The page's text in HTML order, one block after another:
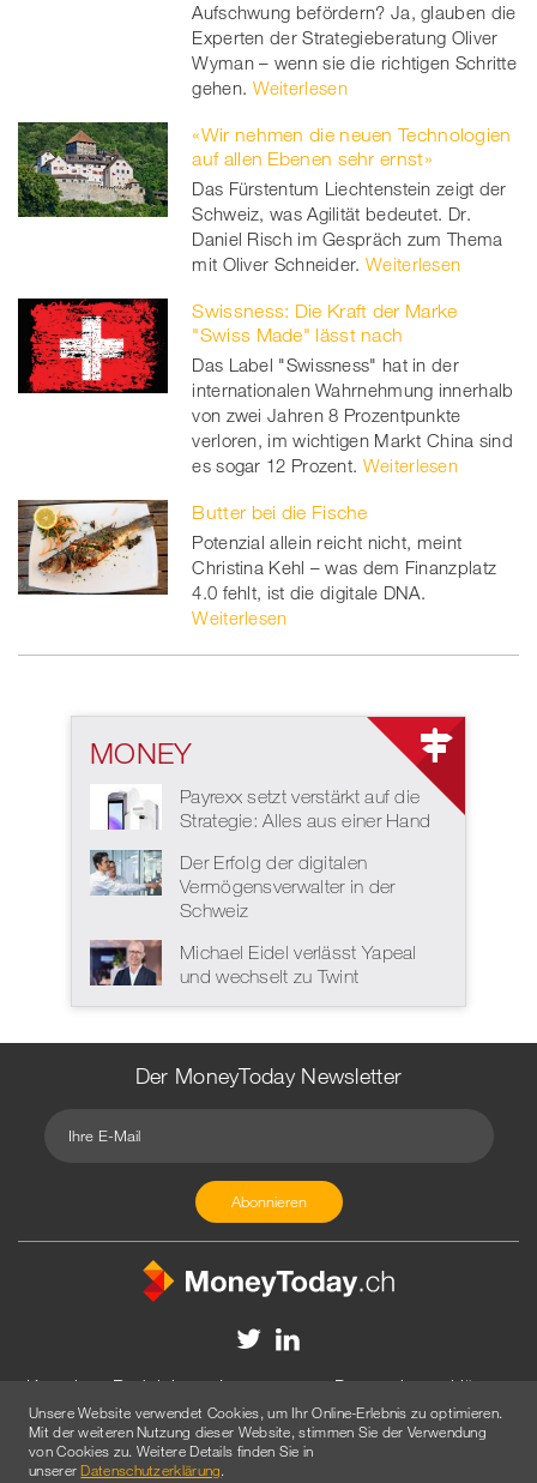
Aufschwung befördern? Ja, glauben die
Experten der Strategieberatung Oliver
Wyman – wenn sie die richtigen Schritte
gehen. Weiterlesen
«Wir nehmen die neuen Technologien
auf allen Ebenen sehr ernst»
Das Fürstentum Liechtenstein zeigt der
Schweiz, was Agilität bedeutet. Dr.
Daniel Risch im Gespräch zum Thema
mit Oliver Schneider. Weiterlesen
Swissness: Die Kraft der Marke
"Swiss Made" lässt nach
Das Label "Swissness" hat in der
internationalen Wahrnehmung innerhalb
von zwei Jahren 8 Prozentpunkte
verloren, im wichtigen Markt China sind
es sogar 12 Prozent. Weiterlesen
Butter bei die Fische
Potenzial allein reicht nicht, meint
Christina Kehl – was dem Finanzplatz
4.0 fehlt, ist die digitale DNA.
Weiterlesen
MONEY
Payrexx setzt verstärkt auf die
Strategie: Alles aus einer Hand
Der Erfolg der digitalen
Vermögensverwalter in der
Schweiz
Michael Eidel verlässt Yapeal
und wechselt zu Twint
Der MoneyToday Newsletter
Kontakt Redaktion Impressum
Datenschutzerklärung
Disclaimer
Werbung
© 2026 Created byAGENTUR AM WASSER
Unsere Website verwendet Cookies, um Ihr Online-Erlebnis zu optimieren.
Mit der weiteren Nutzung dieser Website, stimmen Sie der Verwendung
von Cookies zu. Weitere Details finden Sie in
unsererDatenschutzerklärung.